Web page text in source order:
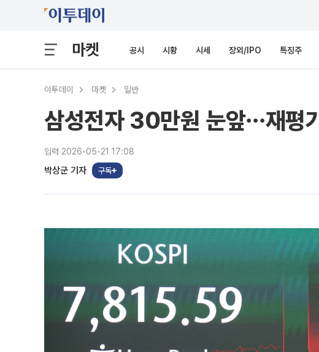
마켓 공시 시황 시세 장외/IPO 특징주
이투데이 마켓 일반
삼성전자 30만원 눈앞⋯재평
입력 2026-05-21 17:08
박상군 기자 구독